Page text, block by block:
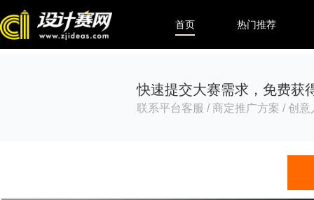
首页 热门推荐
快速提交大赛需求，免费获
联系平台客服 / 商定推广方案 / 创